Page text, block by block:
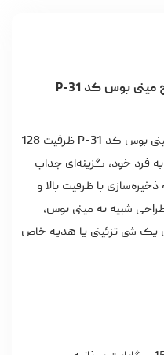
فلش مموری پرلیت یو اس بی طرح مینی بوس کد P-31
فلش مموری پرلیت یو اس بی طرح مینی بوس کد P-31 ظرفیت 128
فرد خود، گزینه‌ای جذاب
با ظرفیت بالا و
شبیه به مینی بوس،
یک شی تزئینی یا هدیه خاص